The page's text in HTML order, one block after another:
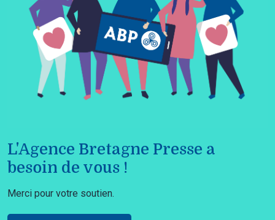
L'Agence Bretagne Presse a
besoin de vous !
Merci pour votre soutien.